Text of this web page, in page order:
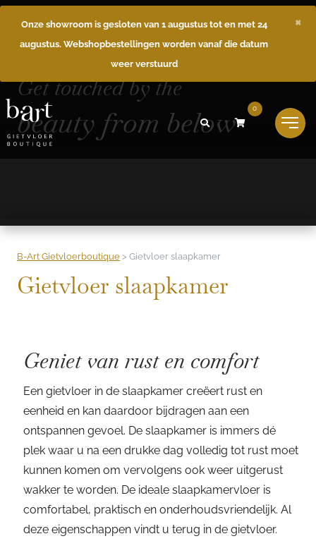
Onze showroom is gesloten van 1 augustus tot en met 24
augustus. Webshopbestellingen worden vanaf die datum
weer verstuurd
×
0
Get touched by the
beauty from below
B-Art Gietvloerboutique > Gietvloer slaapkamer
Gietvloer slaapkamer
Geniet van rust en comfort
Een gietvloer in de slaapkamer creëert rust en
eenheid en kan daardoor bijdragen aan een
ontspannen gevoel. De slaapkamer is immers dé
plek waar u na een drukke dag volledig tot rust moet
kunnen komen om vervolgens ook weer uitgerust
wakker te worden. De ideale slaapkamervloer is
comfortabel, praktisch en onderhoudsvriendelijk. Al
deze eigenschappen vindt u terug in de gietvloer.